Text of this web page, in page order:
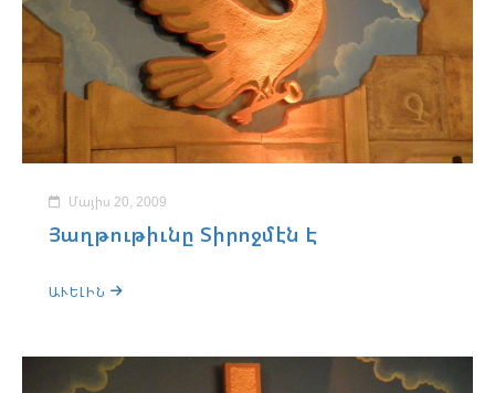
Մայիս 20, 2009
Յաղթութիւնը Տիրոջմէն Է
ԱՒԵԼԻՆ